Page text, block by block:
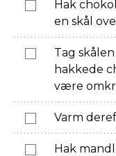
Hak
en skål
Tag
hakkede
være
Varm
Hak